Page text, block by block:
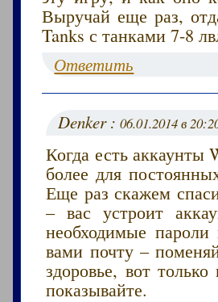
Выручай еще раз,
Tanks с танками 7-8
Ответить
Denker :06.01.2014 в
Когда есть
более для
Еще раз скажем
– вас устроит
необходимые
вами почту –
здоровье, вот
показывайте.